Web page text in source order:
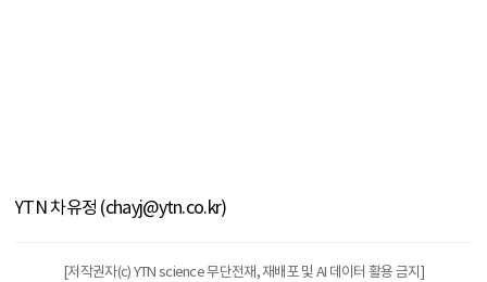
YTN 차유정 (chayj@ytn.co.kr)
[저작권자(c) YTN science 무단전재, 재배포 및 AI 데이터 활용 금지]